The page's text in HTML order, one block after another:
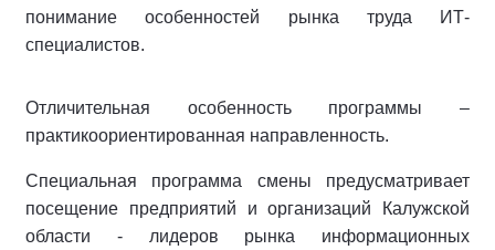
понимание особенностей рынка труда ИТ-
специалистов.
Отличительная особенность программы –
практикоориентированная направленность.
Специальная программа смены предусматривает
посещение предприятий и организаций Калужской
области - лидеров рынка информационных